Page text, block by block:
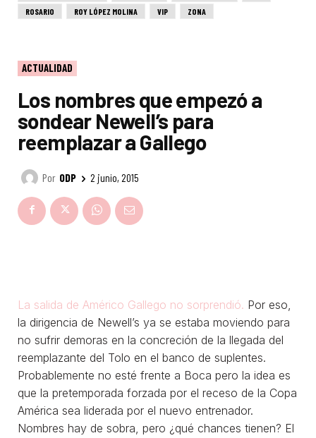
ROSARIO
ROY LÓPEZ MOLINA VIP ZONA